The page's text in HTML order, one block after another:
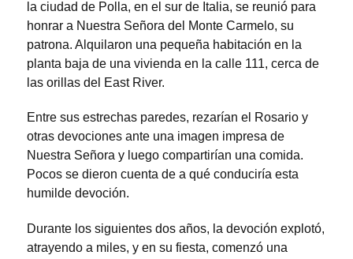
la ciudad de Polla, en el sur de Italia, se reunió para
honrar a Nuestra Señora del Monte Carmelo, su
patrona. Alquilaron una pequeña habitación en la
planta baja de una vivienda en la calle 111, cerca de
las orillas del East River.
Entre sus estrechas paredes, rezarían el Rosario y
otras devociones ante una imagen impresa de
Nuestra Señora y luego compartirían una comida.
Pocos se dieron cuenta de a qué conduciría esta
humilde devoción.
Durante los siguientes dos años, la devoción explotó,
atrayendo a miles, y en su fiesta, comenzó una